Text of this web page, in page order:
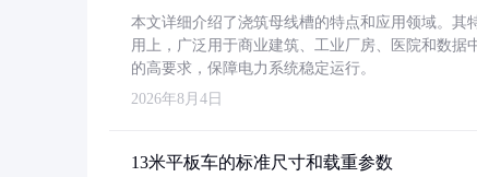
本文详细介绍了浇筑母线槽的特点和应用领域。
用上，广泛用于商业建筑、工业厂房、医院和数
的高要求，保障电力系统稳定运行。
2026年8月4日
13米平板车的标准尺寸和载重参数